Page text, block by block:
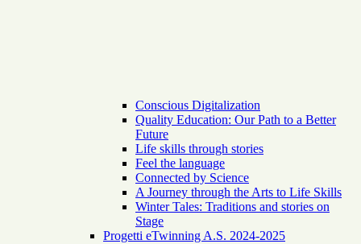
Conscious Digitalization
Quality Education: Our Path to a Better
Future
Life skills through stories
Feel the language
Connected by Science
A Journey through the Arts to Life Skills
Winter Tales: Traditions and stories on
Stage
Progetti eTwinning A.S. 2024-2025